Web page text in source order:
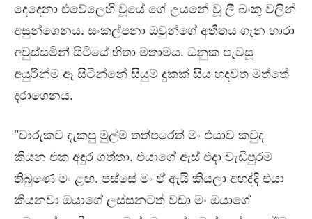
දෙදෙනා එවේලෙහි වූයේ ගේ උයනේ වූ ලී බංකු වලින්
අසුන්ගෙනය. සංකල්පනා ඔවුන්ගේ අතීතය ගැන හාරා
අවුස්සමින් සිටියේ හිතා මතාමය. ධනුක පැවසූ
අයුරින්ම ඈ සිටින්නේ සියුම් දුකක් සිය හදවත මත්තේ
දරාගෙනය.
“චාරුකව දැකපු මුල්ම තත්පරෙත් මං එයාව කවුද
කියන එක අඳුර ගත්තා. එයාගේ ඇස් එදා වැඩිපුරම
තිබුණෙ මං ළඟ. පස්සේ මං ඒ ඇයි කියලා අහද්දි එයා
කියනවා ඔයාගේ ලස්සනටත් වඩා මං ඔයාගේ